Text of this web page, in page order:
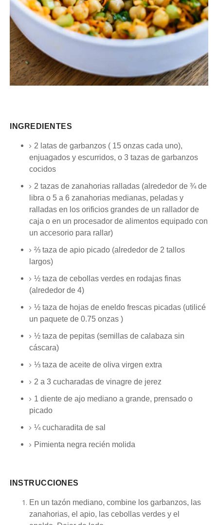
INGREDIENTES
2 latas de garbanzos ( 15 onzas cada uno),
enjuagados y escurridos, o 3 tazas de garbanzos
cocidos
2 tazas de zanahorias ralladas (alrededor de ¾ de
libra o 5 a 6 zanahorias medianas, peladas y
ralladas en los orificios grandes de un rallador de
caja o en un procesador de alimentos equipado con
un accesorio para rallar)
⅔ taza de apio picado (alrededor de 2 tallos
largos)
½ taza de cebollas verdes en rodajas finas
(alrededor de 4)
½ taza de hojas de eneldo frescas picadas (utilicé
un paquete de 0.75 onzas )
½ taza de pepitas (semillas de calabaza sin
cáscara)
⅓ taza de aceite de oliva virgen extra
2 a 3 cucharadas de vinagre de jerez
1 diente de ajo mediano a grande, prensado o
picado
¼ cucharadita de sal
Pimienta negra recién molida
INSTRUCCIONES
En un tazón mediano, combine los garbanzos, las
zanahorias, el apio, las cebollas verdes y el